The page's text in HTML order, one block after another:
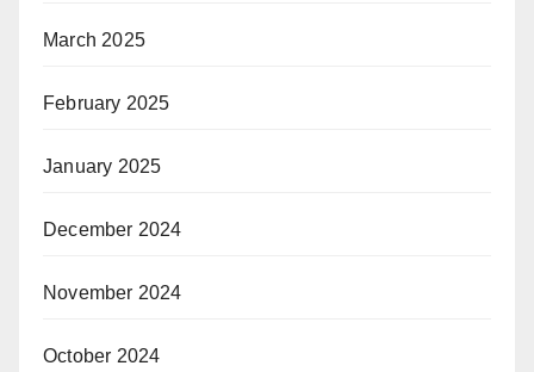
March 2025
February 2025
January 2025
December 2024
November 2024
October 2024